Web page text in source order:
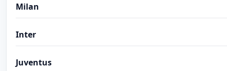
Milan
Inter
Juventus